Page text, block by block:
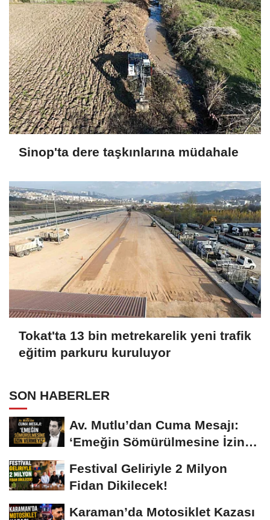
Sinop'ta dere taşkınlarına müdahale
Tokat'ta 13 bin metrekarelik yeni trafik
eğitim parkuru kuruluyor
SON HABERLER
Av. Mutlu’dan Cuma Mesajı:
‘Emeğin Sömürülmesine İzin
Festival Geliriyle 2 Milyon
Fidan Dikilecek!
Karaman’da Motosiklet Kazası